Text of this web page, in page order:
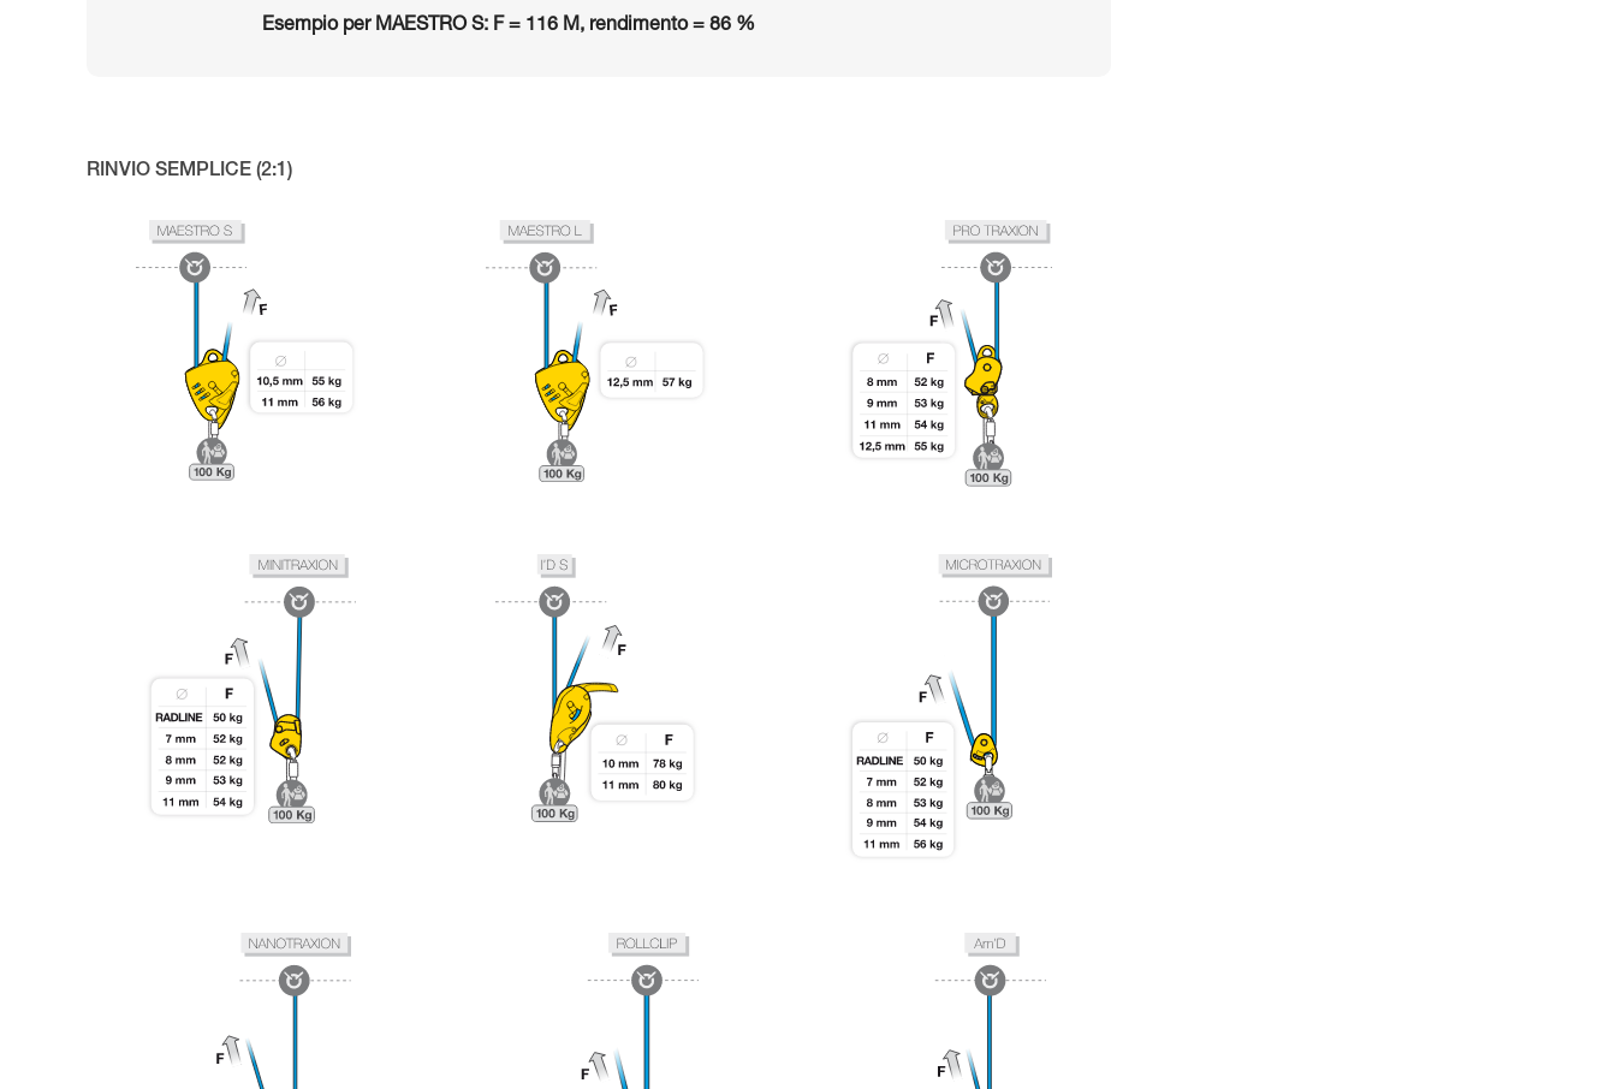
Esempio per MAESTRO S: F = 116 M, rendimento = 86 %
RINVIO SEMPLICE (2:1)